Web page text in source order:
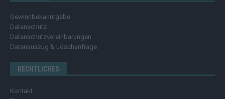
Gewinnbekanntgabe
Datenschutz
Datenschutzvereinbarungen
Datenauszug & Löschanfrage
RECHTLICHES
Kontakt